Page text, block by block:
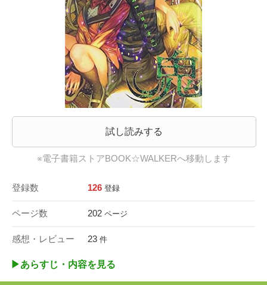
試し読みする
※電子書籍ストアBOOK☆WALKERへ移動します
登録数 126 登録
ページ数 202 ページ
感想・レビュー 23 件
▶︎あらすじ・内容を見る